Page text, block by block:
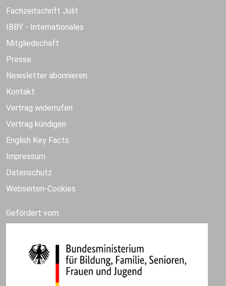
Fachzeitschrift Julit
IBBY - Internationales
Mitgliedschaft
Presse
Newsletter abonnieren
Kontakt
Vertrag widerrufen
Vertrag kündigen
English Key Facts
Impressum
Datenschutz
Webseiten-Cookies
Gefördert vom: